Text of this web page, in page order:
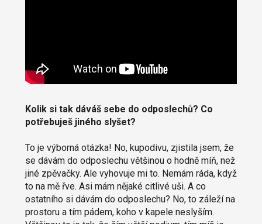
Kolik si tak dáváš sebe do odposlechů? Co
potřebuješ jiného slyšet?
To je výborná otázka! No, kupodivu, zjistila jsem, že
se dávám do odposlechu většinou o hodně míň, než
jiné zpěvačky. Ale vyhovuje mi to. Nemám ráda, když
to na mě řve. Asi mám nějaké citlivé uši. A co
ostatního si dávám do odposlechu? No, to záleží na
prostoru a tím pádem, koho v kapele neslyším.